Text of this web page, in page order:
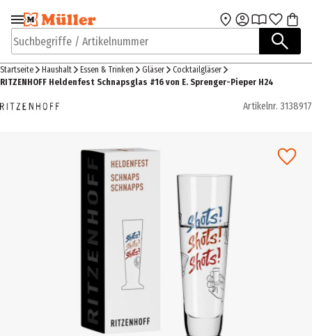
Zur Navigation
springen
Zum Hauptinhalt
Suchbegriffe / Artikelnummer
Startseite Haushalt Essen & Trinken Gläser
Cocktailgläser
RITZENHOFF Heldenfest Schnapsglas #16 von E. Sprenger-Pieper H24
Artikelnr. 3138917